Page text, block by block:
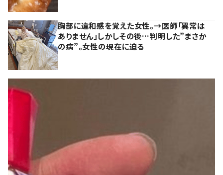
胸部に違和感を覚えた女性。→医師「異常は
ありません」しかしその後…判明した”まさか
の病”。女性の現在に迫る